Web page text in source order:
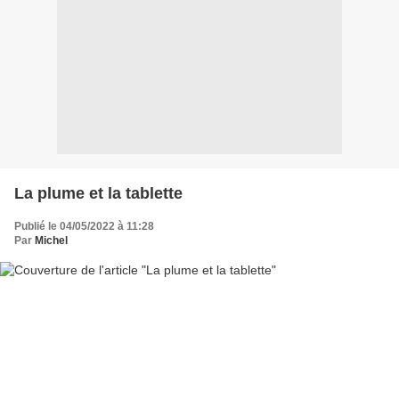
La plume et la tablette
Publié le 04/05/2022 à 11:28
Par Michel